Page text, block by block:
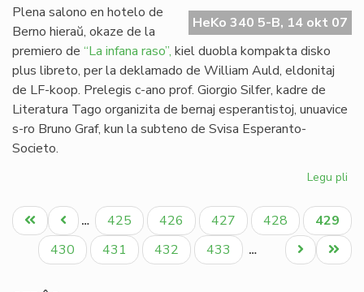
HeKo 340 5-B, 14 okt 07
Plena salono en hotelo de
Berno hieraŭ, okaze de la
premiero de “La infana raso”, kiel duobla kompakta disko
plus libreto, per la deklamado de William Auld, eldonitaj
de LF-koop. Prelegis c-ano prof. Giorgio Silfer, kadre de
Literatura Tago organizita de bernaj esperantistoj, unuavice
s-ro Bruno Graf, kun la subteno de Svisa Esperanto-
Societo.
Legu pli
en
Pagination
Unua
paĝo
Antaŭa
paĝo
… Paĝo
425 Paĝo
426 Paĝo
427 Paĝo
428
Aktuala
paĝo
429
Paĝo
430 Paĝo
431 Paĝo
432 Paĝo
433 …
Last
page
Next
page